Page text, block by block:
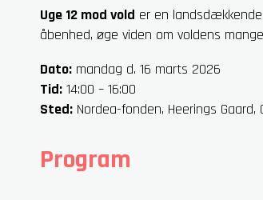
Uge 12 mod vold er en
åbenhed, øge viden om voldens
Dato: mandag d. 16 marts 2026
Tid: 14:00 – 16:00
Sted: Nordea-fonden, Heerings Gaard,
Program